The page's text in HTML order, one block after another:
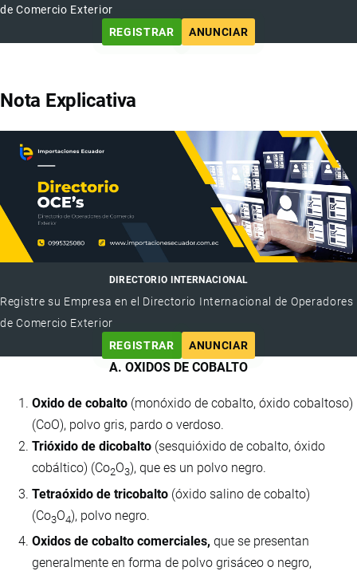
de Comercio Exterior
REGISTRAR
ANUNCIAR
Nota Explicativa
DIRECTORIO INTERNACIONAL
Registre su Empresa en el Directorio Internacional de Operadores
de Comercio Exterior
REGISTRAR
ANUNCIAR
A. OXIDOS DE COBALTO
Oxido de cobalto (monóxido de cobalto, óxido cobaltoso)
(CoO), polvo gris, pardo o verdoso.
Trióxido de dicobalto (sesquióxido de cobalto, óxido
cobáltico) (Co2O3), que es un polvo negro.
Tetraóxido de tricobalto (óxido salino de cobalto)
(Co3O4), polvo negro.
Oxidos de cobalto comerciales, que se presentan
generalmente en forma de polvo grisáceo o negro,